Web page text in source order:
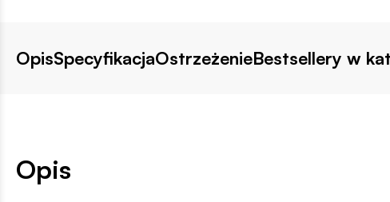
OpisSpecyfikacjaOstrzeżenieBestsellery w
Opis